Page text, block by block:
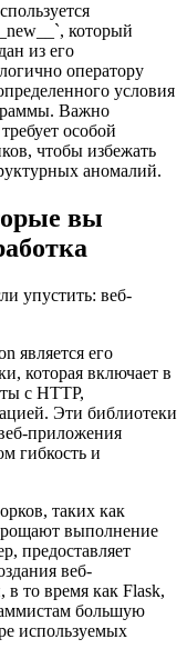
который
из его
оператору
условия
Важно
особой
чтобы избежать
аномалий.
вы
является его
которая включает в
с HTTP,
Эти библиотеки
приложения
гибкость и
таких как
выполнение
предоставляет
веб-
то время как Flask,
большую
используемых